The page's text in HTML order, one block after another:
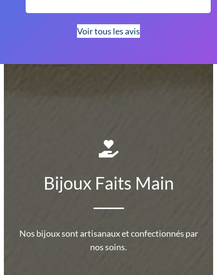
Voir tous les avis
Bijoux Faits Main
Nos bijoux sont artisanaux et confectionnés par
nos soins.